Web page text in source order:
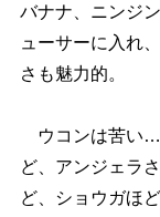
バナナ、ニンジ
ューサーに入れ
さも魅力的。
ウコンは苦い…
ど、アンジェラ
ど、ショウガほ